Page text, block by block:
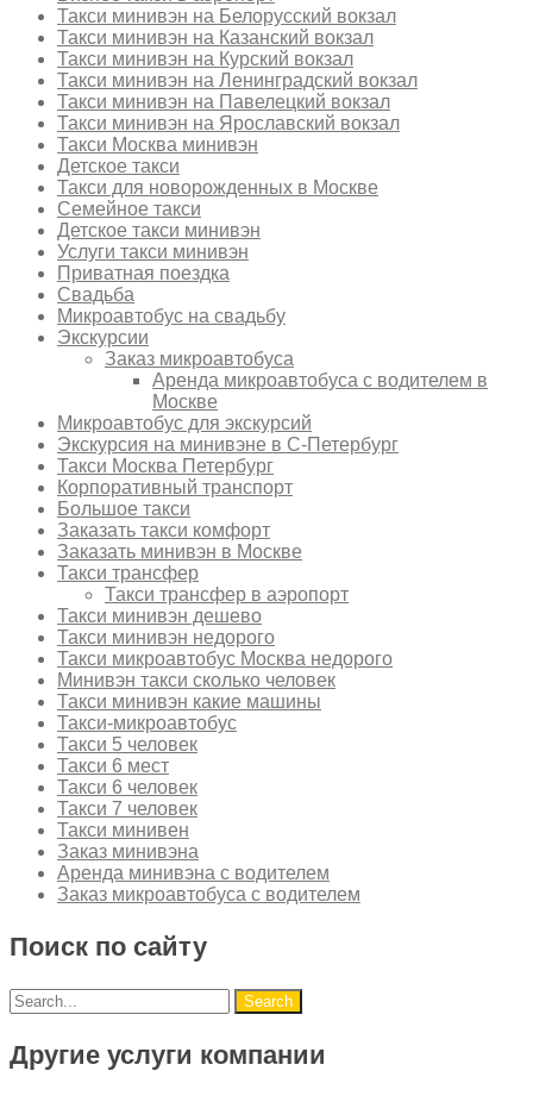
Такси минивэн на Белорусский вокзал
Такси минивэн на Казанский вокзал
Такси минивэн на Курский вокзал
Такси минивэн на Ленинградский вокзал
Такси минивэн на Павелецкий вокзал
Такси минивэн на Ярославский вокзал
Такси Москва минивэн
Детское такси
Такси для новорожденных в Москве
Семейное такси
Детское такси минивэн
Услуги такси минивэн
Приватная поездка
Свадьба
Микроавтобус на свадьбу
Экскурсии
Заказ микроавтобуса
Аренда микроавтобуса с водителем в
Москве
Микроавтобус для экскурсий
Экскурсия на минивэне в С-Петербург
Такси Москва Петербург
Корпоративный транспорт
Большое такси
Заказать такси комфорт
Заказать минивэн в Москве
Такси трансфер
Такси трансфер в аэропорт
Такси минивэн дешево
Такси минивэн недорого
Такси микроавтобус Москва недорого
Минивэн такси сколько человек
Такси минивэн какие машины
Такси-микроавтобус
Такси 5 человек
Такси 6 мест
Такси 6 человек
Такси 7 человек
Такси минивен
Заказ минивэна
Аренда минивэна с водителем
Заказ микроавтобуса с водителем
Поиск по сайту
Другие услуги компании